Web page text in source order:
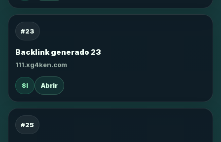
#23
Backlink generado 23
111.xg4ken.com
SI Abrir
#25